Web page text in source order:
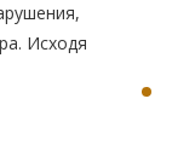
Исходя